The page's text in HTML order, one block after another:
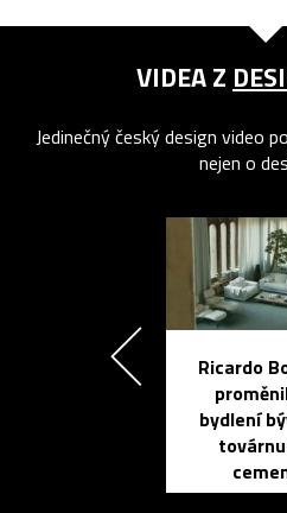
VIDEA Z
Jedinečný český design video
nejen o
Ricardo
bydlení